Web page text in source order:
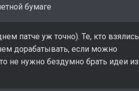
бумаге
патче уж точно). Те, кто взялись
дорабатывать, если можно
не нужно бездумно брать идеи из